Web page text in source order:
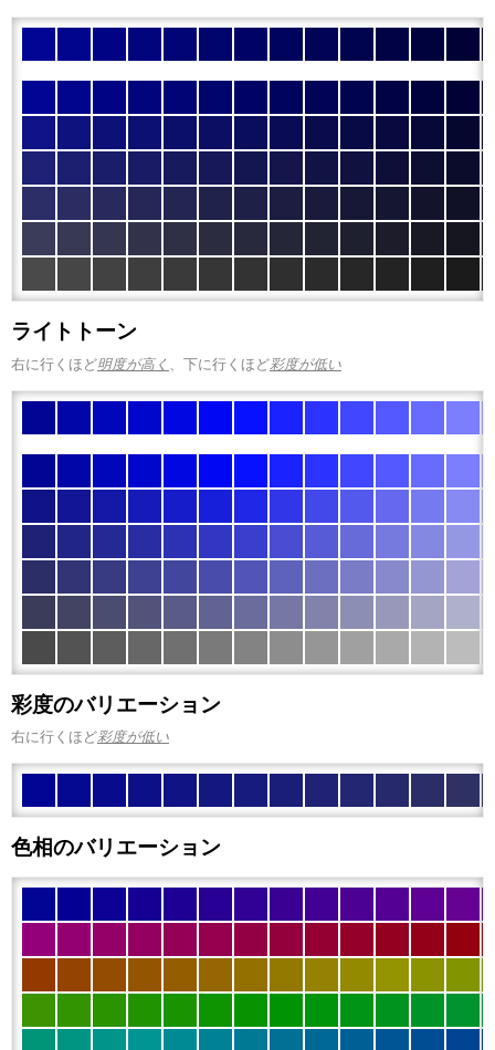
ライトトーン
右に行くほど明度が高く 、下に行くほど彩度が低い
彩度のバリエーション
右に行くほど彩度が低い
色相のバリエーション